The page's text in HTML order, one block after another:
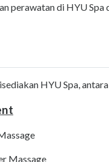
perawatan di HYU Spa
HYU Spa, antara
Massage